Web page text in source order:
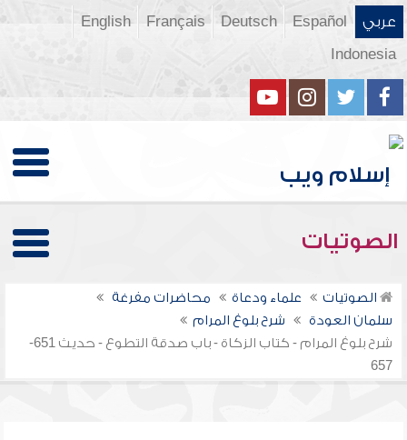
عربي Español
Deutsch
Français
English
Indonesia
الصوتيات
الصوتيات علماء ودعاة
محاضرات مفرغة
سلمان العودة
شرح بلوغ المرام
شرح بلوغ المرام - كتاب الزكاة - باب صدقة التطوع - حديث 651-
657